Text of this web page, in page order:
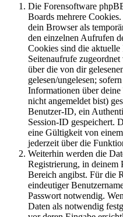
Die Forensoftware
Boards mehrere
dein Browser als
den einzelnen Aufrufen
Cookies sind die
Seitenaufrufe
über die von dir
gelesen/ungelesen;
Informationen über
nicht angemeldet bist)
Benutzer-ID, ein
Session-ID gespeichert.
eine Gültigkeit von
jederzeit über die
Weiterhin werden die
Registrierung, in deinem
Bereich angibst. Für die
eindeutiger
Passwort notwendig.
Daten als notwendig